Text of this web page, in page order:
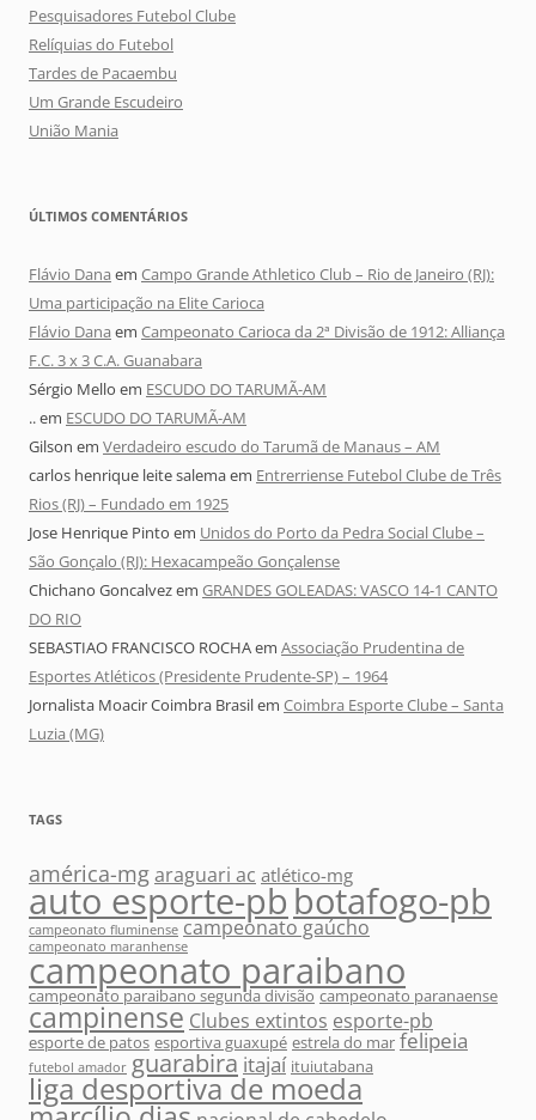
Pesquisadores Futebol Clube
Relíquias do Futebol
Tardes de Pacaembu
Um Grande Escudeiro
União Mania
ÚLTIMOS COMENTÁRIOS
Flávio Dana em Campo Grande Athletico Club – Rio de Janeiro (RJ):
Uma participação na Elite Carioca
Flávio Dana em Campeonato Carioca da 2ª Divisão de 1912: Alliança
F.C. 3 x 3 C.A. Guanabara
Sérgio Mello em ESCUDO DO TARUMÃ-AM
..em ESCUDO DO TARUMÃ-AM
Gilson em Verdadeiro escudo do Tarumã de Manaus – AM
carlos henrique leite salemaem Entrerriense Futebol Clube de Três
Rios (RJ) – Fundado em 1925
Jose Henrique Pinto em Unidos do Porto da Pedra Social Clube –
São Gonçalo (RJ): Hexacampeão Gonçalense
Chichano Goncalvezem GRANDES GOLEADAS: VASCO 14-1 CANTO
DO RIO
SEBASTIAO FRANCISCO ROCHAem Associação Prudentina de
Esportes Atléticos (Presidente Prudente-SP) – 1964
Jornalista Moacir Coimbra Brasilem Coimbra Esporte Clube – Santa
Luzia (MG)
TAGS
américa-mgaraguari ac atlético-mg
auto esporte-pb botafogo-pb
campeonato fluminense campeonato gaúcho
campeonato maranhense
campeonato paraibano
campeonato paraibano segunda divisão campeonato paranaense
campinense Clubes extintos esporte-pb
esporte de patos esportiva guaxupé estrela do mar felipeia
futebol amador guarabira itajaí ituiutabana
liga desportiva de moeda